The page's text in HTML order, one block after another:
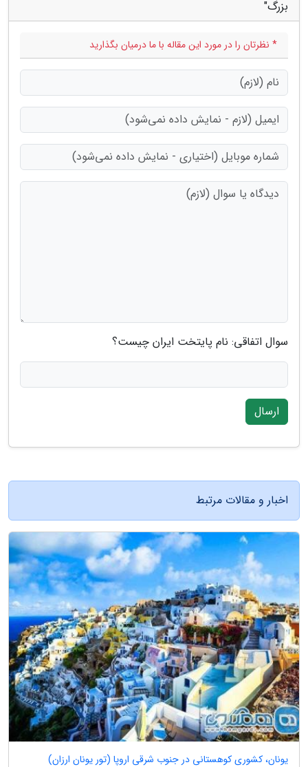
بزرگ"
* نظرتان را در مورد این مقاله با ما درمیان بگذارید
سوال اتفاقی: نام پایتخت ایران چیست؟
ارسال
اخبار و مقالات مرتبط
یونان، کشوری کوهستانی در جنوب شرقی اروپا (تور یونان ارزان)